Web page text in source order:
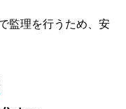
監理を行うため、安